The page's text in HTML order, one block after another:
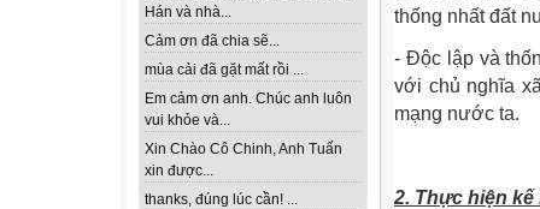
Hán và nhà...
Cảm ơn đã chia sẽ...
mùa cải đã gặt mất rồi ...
Em cảm ơn anh. Chúc anh luôn
vui khỏe và...
Xin Chào Cô Chinh, Anh Tuấn
xin được...
thanks, đúng lúc cần! ...
thống nhất đất
- Độc lập và
với chủ nghĩa
mạng nước ta.
2. Thực hiện kế